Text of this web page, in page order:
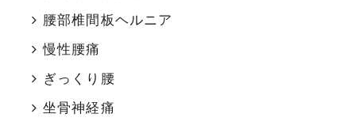
腰部椎間板ヘルニア
慢性腰痛
ぎっくり腰
坐骨神経痛